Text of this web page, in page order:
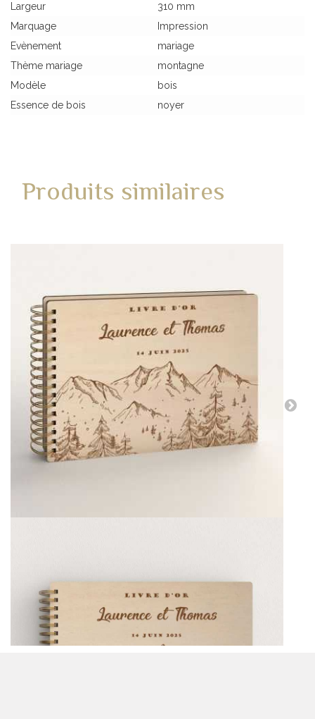
Largeur
310 mm
Marquage
Impression
Evènement
mariage
Thème mariage
montagne
Modèle
bois
Essence de bois
noyer
Produits similaires